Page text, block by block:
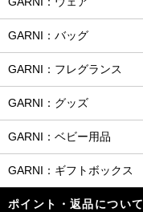
GARNI：バッグ
GARNI：フレグランス
GARNI：グッズ
GARNI：ベビー用品
GARNI：ギフトボックス
ポイント・返品について